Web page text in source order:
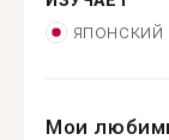
японский
Мои